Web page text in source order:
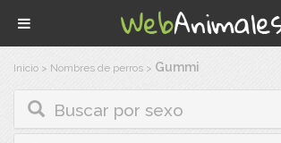
Inicio > Nombres de perros > Gummi
Buscar por sexo